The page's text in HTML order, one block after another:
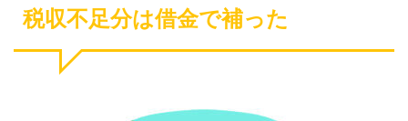
税収不足分は借金で補った